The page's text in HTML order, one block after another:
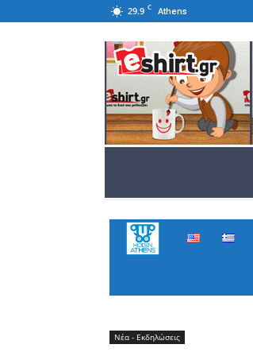
29.9 C Athens
Hidden
Νέα - Εκδηλώσεις